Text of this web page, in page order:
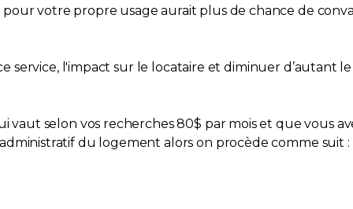
votre propre usage aurait plus de chance de
service, l'impact sur le locataire et diminuer d’autant
vaut selon vos recherches 80$ par mois et que vous
du logement alors on procède comme suit :